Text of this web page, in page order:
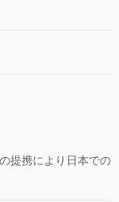
提携により日本での